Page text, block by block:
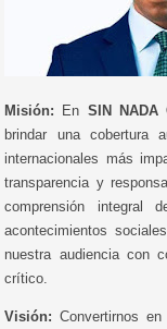
Misión: En SIN NADA
brindar una cobertura
internacionales más
transparencia y
comprensión integral
acontecimientos
nuestra audiencia con
crítico.
Visión: Convertirnos